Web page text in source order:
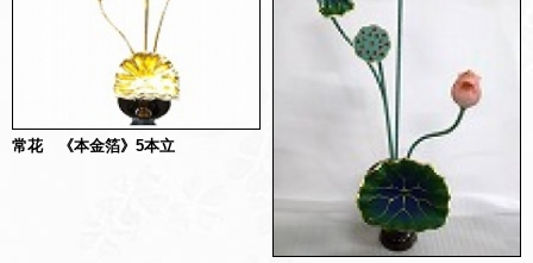
常花 《本金箔》5本立